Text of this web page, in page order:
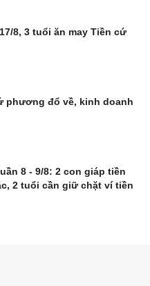
8, 3 tuổi ăn may Tiền cứ
phương đổ về, kinh doanh
8 - 9/8: 2 con giáp tiền
2 tuổi cần giữ chặt ví tiền